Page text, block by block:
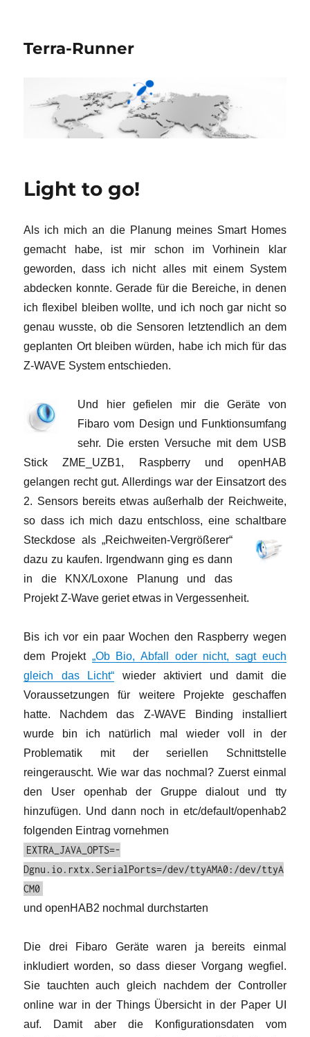
Terra-Runner
Light to go!
Als ich mich an die Planung meines Smart Homes
gemacht habe, ist mir schon im Vorhinein klar
geworden, dass ich nicht alles mit einem System
abdecken konnte. Gerade für die Bereiche, in denen
ich flexibel bleiben wollte, und ich noch gar nicht so
genau wusste, ob die Sensoren letztendlich an dem
geplanten Ort bleiben würden, habe ich mich für das
Z-WAVE System entschieden.
Und hier gefielen mir die Geräte von
Fibaro vom Design und Funktionsumfang
sehr. Die ersten Versuche mit dem USB
Stick ZME_UZB1, Raspberry und openHAB
gelangen recht gut. Allerdings war der Einsatzort des
2. Sensors bereits etwas außerhalb der Reichweite,
so dass ich mich dazu entschloss, eine schaltbare
Steckdose als „Reichweiten-Vergrößerer“
dazu zu kaufen. Irgendwann ging es dann
in die KNX/Loxone Planung und das
Projekt Z-Wave geriet etwas in Vergessenheit.
Bis ich vor ein paar Wochen den Raspberry wegen
dem Projekt „Ob Bio, Abfall oder nicht, sagt euch
gleich das Licht“ wieder aktiviert und damit die
Voraussetzungen für weitere Projekte geschaffen
hatte. Nachdem das Z-WAVE Binding installiert
wurde bin ich natürlich mal wieder voll in der
Problematik mit der seriellen Schnittstelle
reingerauscht. Wie war das nochmal? Zuerst einmal
den User openhab der Gruppe dialout und tty
hinzufügen. Und dann noch in etc/default/openhab2
folgenden Eintrag vornehmen
EXTRA_JAVA_OPTS=-
Dgnu.io.rxtx.SerialPorts=/dev/ttyAMA0:/dev/ttyA
CM0
und openHAB2 nochmal durchstarten
Die drei Fibaro Geräte waren ja bereits einmal
inkludiert worden, so dass dieser Vorgang wegfiel.
Sie tauchten auch gleich nachdem der Controller
online war in der Things Übersicht in der Paper UI
auf. Damit aber die Konfigurationsdaten vom